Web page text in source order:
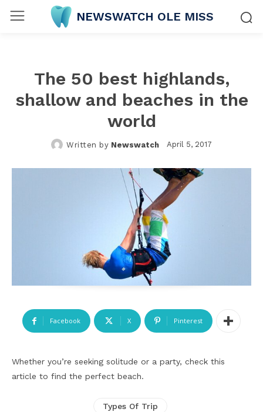
NEWSWATCH OLE MISS
The 50 best highlands,
shallow and beaches in the
world
Written by Newswatch April 5, 2017
Facebook X Pinterest
Whether you’re seeking solitude or a party, check this
article to find the perfect beach.
Types Of Trip